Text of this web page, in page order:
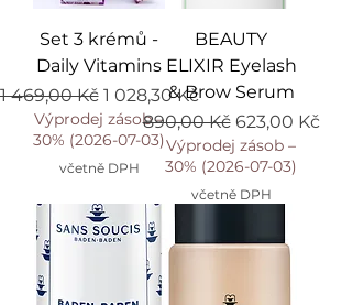
Set 3 krémů -
Daily Vitamins
cena
1 469,00 Kč Zvýhodněná cena
1 028,30 Kč
Výprodej zásob –
30% (2026-07-03)
včetně DPH
BEAUTY
ELIXIR Eyelash
& Brow Serum
Běžná cena
890,00 Kč Zvýhodněná
623,00 Kč
Výprodej zásob –
30% (2026-07-03)
včetně DPH